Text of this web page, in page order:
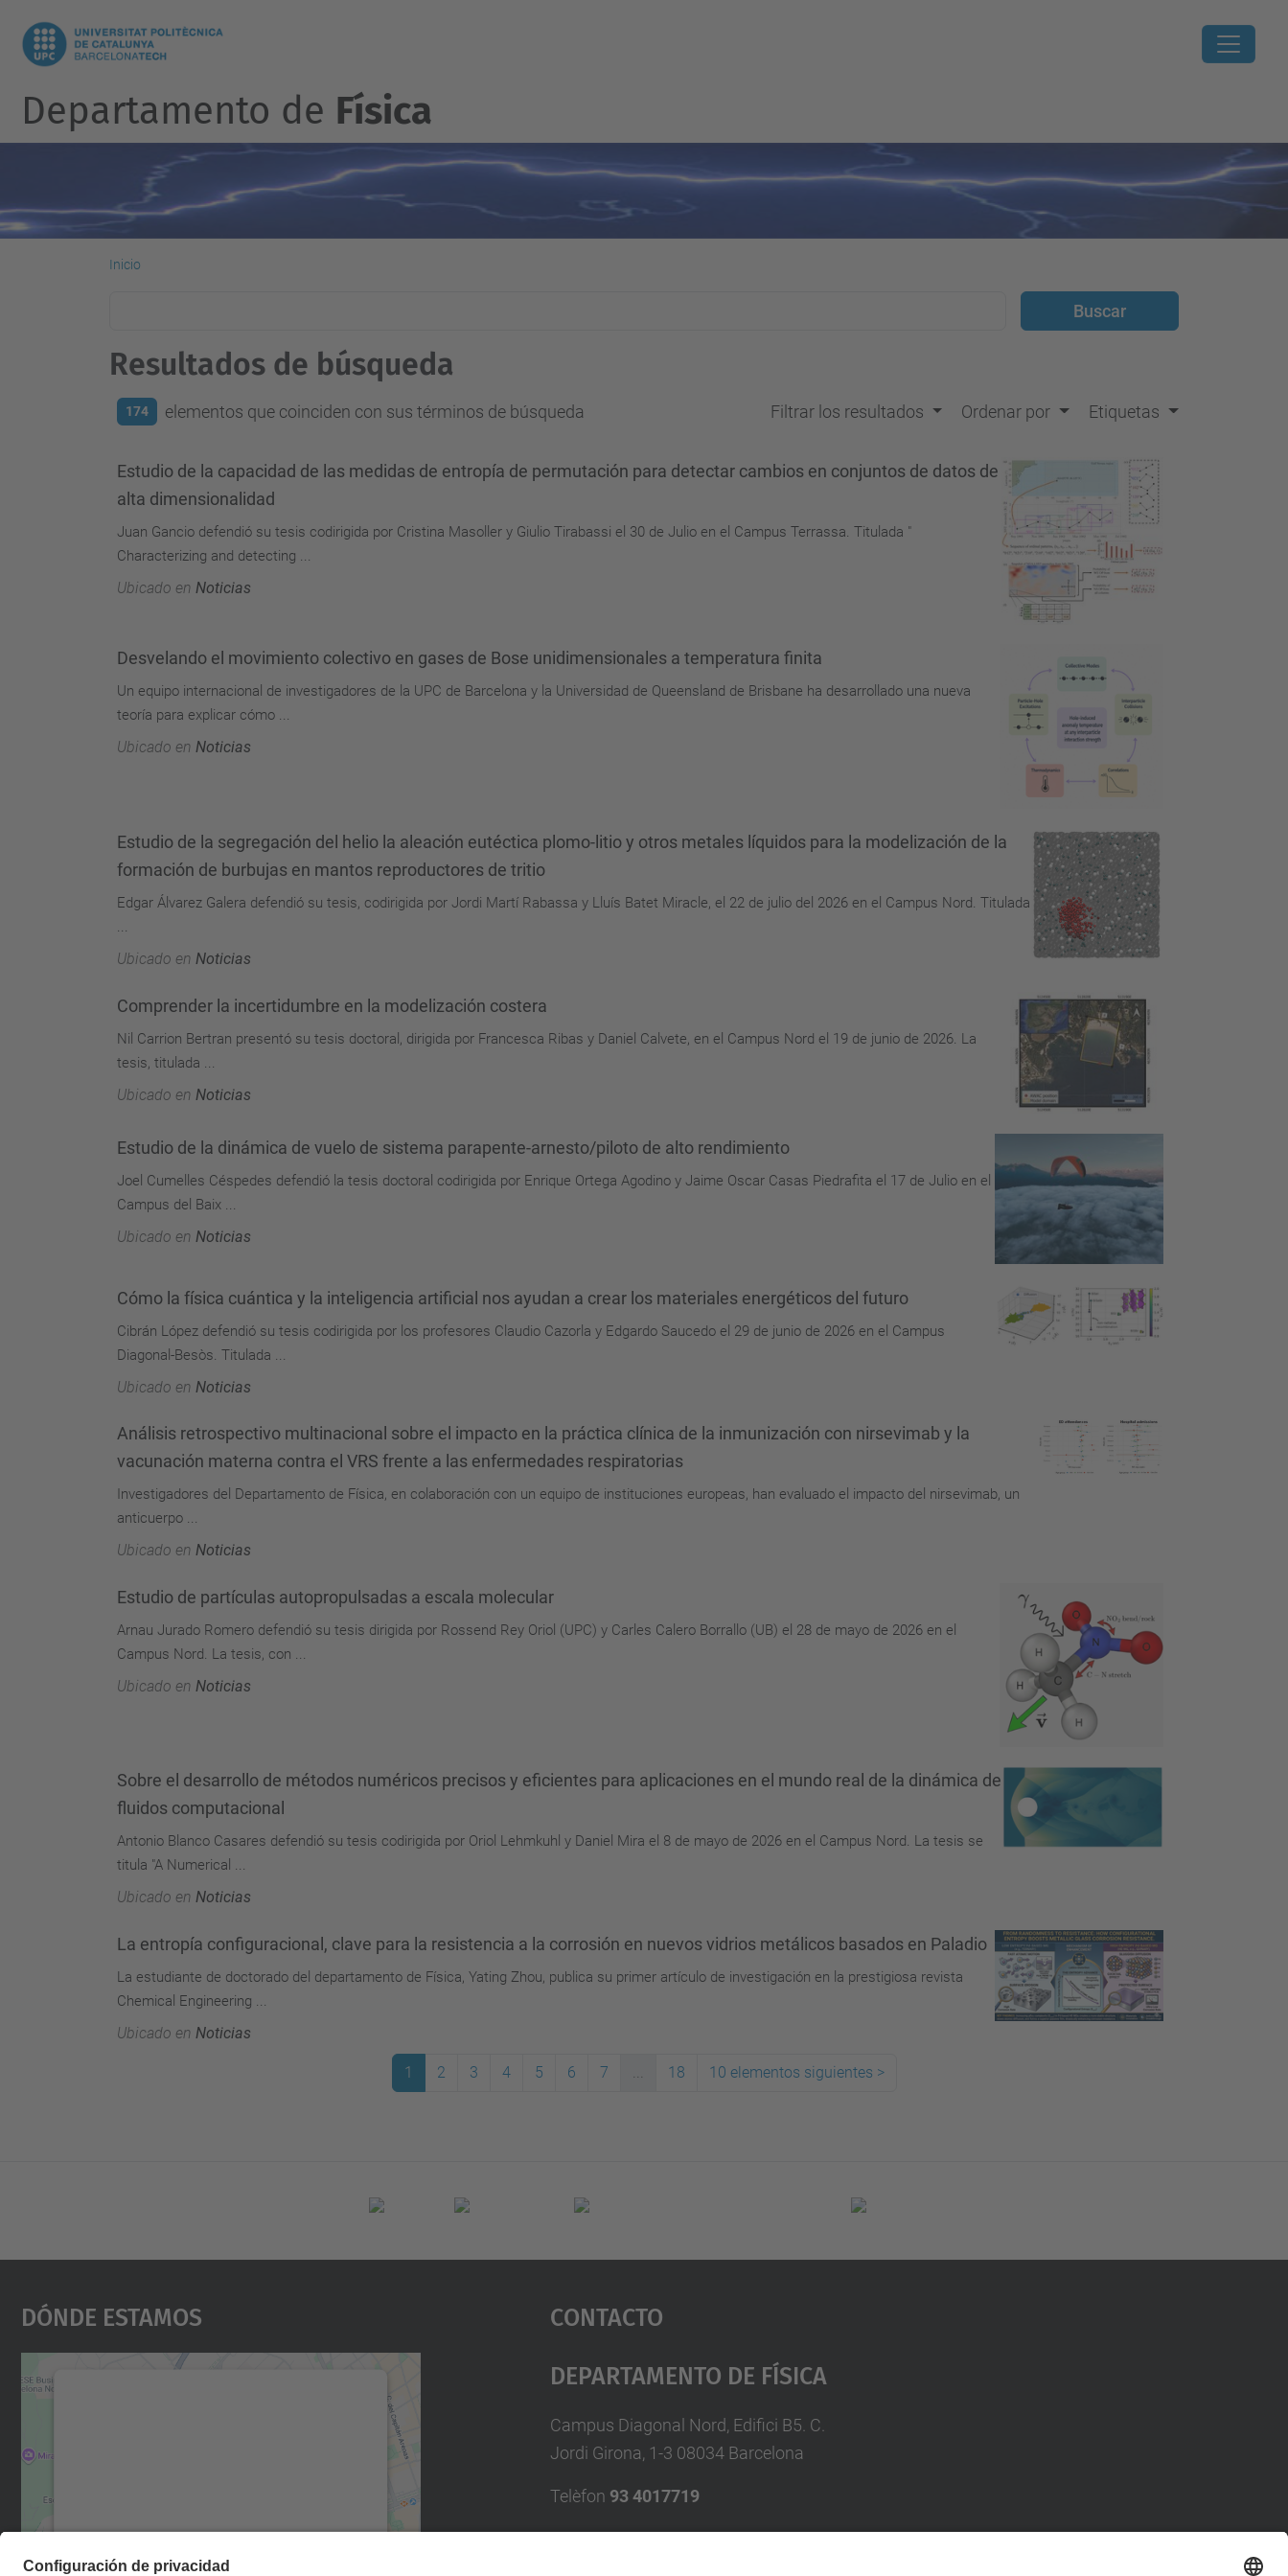
Departamento de Física
Inicio
Resultados de búsqueda
174 elementos que coinciden con sus términos de búsqueda Filtrar los resultados Ordenar por Etiquetas
Estudio de la capacidad de las medidas de entropía de permutación para detectar cambios en conjuntos de datos de
alta dimensionalidad
Juan Gancio defendió su tesis codirigida por Cristina Masoller y Giulio Tirabassi el 30 de Julio en el Campus Terrassa. Titulada "
Characterizing and detecting ...
Ubicado en Noticias
Desvelando el movimiento colectivo en gases de Bose unidimensionales a temperatura finita
Un equipo internacional de investigadores de la UPC de Barcelona y la Universidad de Queensland de Brisbane ha desarrollado una nueva
teoría para explicar cómo ...
Ubicado en Noticias
Estudio de la segregación del helio la aleación eutéctica plomo-litio y otros metales líquidos para la modelización de la
formación de burbujas en mantos reproductores de tritio
Edgar Álvarez Galera defendió su tesis, codirigida por Jordi Martí Rabassa y Lluís Batet Miracle, el 22 de julio del 2026 en el Campus Nord. Titulada
...
Ubicado en Noticias
Comprender la incertidumbre en la modelización costera
Nil Carrion Bertran presentó su tesis doctoral, dirigida por Francesca Ribas y Daniel Calvete, en el Campus Nord el 19 de junio de 2026. La
tesis, titulada ...
Ubicado en Noticias
Estudio de la dinámica de vuelo de sistema parapente-arnesto/piloto de alto rendimiento
Joel Cumelles Céspedes defendió la tesis doctoral codirigida por Enrique Ortega Agodino y Jaime Oscar Casas Piedrafita el 17 de Julio en el
Campus del Baix ...
Ubicado en Noticias
Cómo la física cuántica y la inteligencia artificial nos ayudan a crear los materiales energéticos del futuro
Cibrán López defendió su tesis codirigida por los profesores Claudio Cazorla y Edgardo Saucedo el 29 de junio de 2026 en el Campus
Diagonal-Besòs. Titulada ...
Ubicado en Noticias
Análisis retrospectivo multinacional sobre el impacto en la práctica clínica de la inmunización con nirsevimab y la
vacunación materna contra el VRS frente a las enfermedades respiratorias
Investigadores del Departamento de Física, en colaboración con un equipo de instituciones europeas, han evaluado el impacto del nirsevimab, un
anticuerpo ...
Ubicado en Noticias
Estudio de partículas autopropulsadas a escala molecular
Arnau Jurado Romero defendió su tesis dirigida por Rossend Rey Oriol (UPC) y Carles Calero Borrallo (UB) el 28 de mayo de 2026 en el
Campus Nord. La tesis, con ...
Ubicado en Noticias
Sobre el desarrollo de métodos numéricos precisos y eficientes para aplicaciones en el mundo real de la dinámica de
fluidos computacional
Antonio Blanco Casares defendió su tesis codirigida por Oriol Lehmkuhl y Daniel Mira el 8 de mayo de 2026 en el Campus Nord. La tesis se
titula "A Numerical ...
Ubicado en Noticias
La entropía configuracional, clave para la resistencia a la corrosión en nuevos vidrios metálicos basados en Paladio
La estudiante de doctorado del departamento de Física, Yating Zhou, publica su primer artículo de investigación en la prestigiosa revista
Chemical Engineering ...
Ubicado en Noticias
1 2 3 4 5 6 7 18 10 elementos siguientes >
Dónde Estamos
Contacto
Departamento De Física
Campus Diagonal Nord, Edifici B5. C.
Jordi Girona, 1-3 08034 Barcelona
Telèfon 93 4017719